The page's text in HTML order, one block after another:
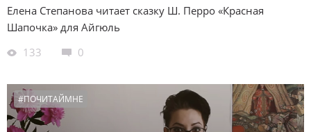
Елена Степанова читает сказку Ш. Перро «Красная
Шапочка» для Айгюль
133
0
#ПОЧИТАЙМНЕ